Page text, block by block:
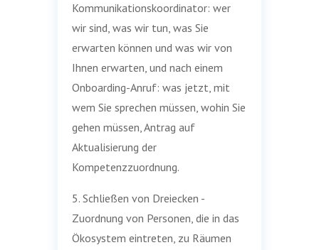
Kommunikationskoordinator: wer
wir sind, was wir tun, was Sie
erwarten können und was wir von
Ihnen erwarten, und nach einem
Onboarding-Anruf: was jetzt, mit
wem Sie sprechen müssen, wohin Sie
gehen müssen, Antrag auf
Aktualisierung der
Kompetenzzuordnung.
5. Schließen von Dreiecken -
Zuordnung von Personen, die in das
Ökosystem eintreten, zu Räumen